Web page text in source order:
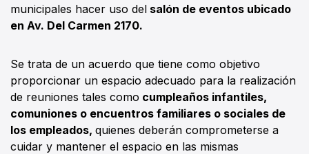
municipales hacer uso del salón de eventos ubicado
en Av. Del Carmen 2170.
Se trata de un acuerdo que tiene como objetivo
proporcionar un espacio adecuado para la realización
de reuniones tales como cumpleaños infantiles,
comuniones o encuentros familiares o sociales de
los empleados, quienes deberán comprometerse a
cuidar y mantener el espacio en las mismas